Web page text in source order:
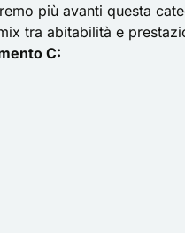
più avanti questa
tra abitabilità e
C: